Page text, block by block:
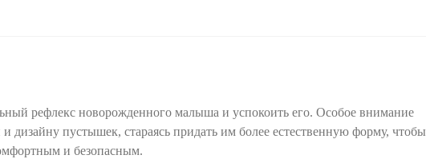
рефлекс новорожденного малыша и успокоить его. Особое внимание
дизайну пустышек, стараясь придать им более естественную форму, чтобы
и безопасным.